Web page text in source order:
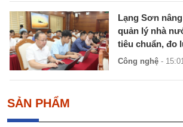
Lạng Sơn
quản lý nhà
tiêu chuẩn, đo
Công nghệ -
SẢN PHẨM